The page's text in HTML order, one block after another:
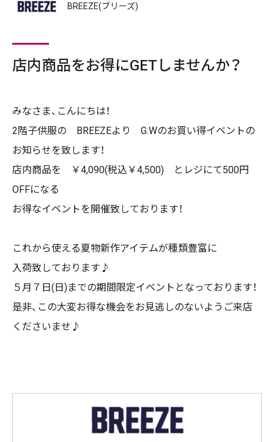
BREEZE(ブリーズ)
店内商品をお得にGETしませんか？
みなさま、こんにちは！
2階子供服の BREEZEより G.Wのお買い得イベントの
お知らせを致します！
店内商品を ￥4,090(税込￥4,500) とレジにて500円
OFFになる
お得なイベントを開催致しております！
これから使える夏物新作アイテムが種類豊富に
入荷致しております♪
５月７日(日)までの期間限定イベントとなっております！
是非、この大変お得な機会をお見逃しのないようご来店
くださいませ♪